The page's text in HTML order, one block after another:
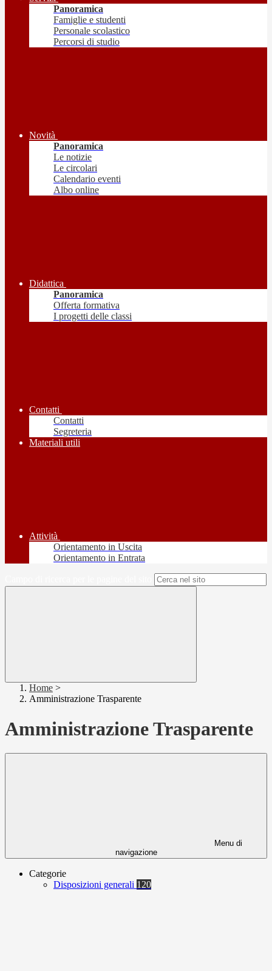
Panoramica
Famiglie e studenti
Personale scolastico
Percorsi di studio
Novità
Panoramica
Le notizie
Le circolari
Calendario eventi
Albo online
Didattica
Panoramica
Offerta formativa
I progetti delle classi
Contatti
Contatti
Segreteria
Materiali utili
Attività
Orientamento in Uscita
Orientamento in Entrata
Home >
Amministrazione Trasparente
Amministrazione Trasparente
Menu di
navigazione
Categorie
Disposizioni generali 120